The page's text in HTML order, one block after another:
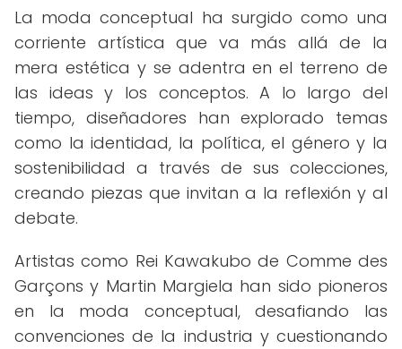
La moda conceptual ha surgido como una
corriente artística que va más allá de la
mera estética y se adentra en el terreno de
las ideas y los conceptos. A lo largo del
tiempo, diseñadores han explorado temas
como la identidad, la política, el género y la
sostenibilidad a través de sus colecciones,
creando piezas que invitan a la reflexión y al
debate.
Artistas como Rei Kawakubo de Comme des
Garçons y Martin Margiela han sido pioneros
en la moda conceptual, desafiando las
convenciones de la industria y cuestionando